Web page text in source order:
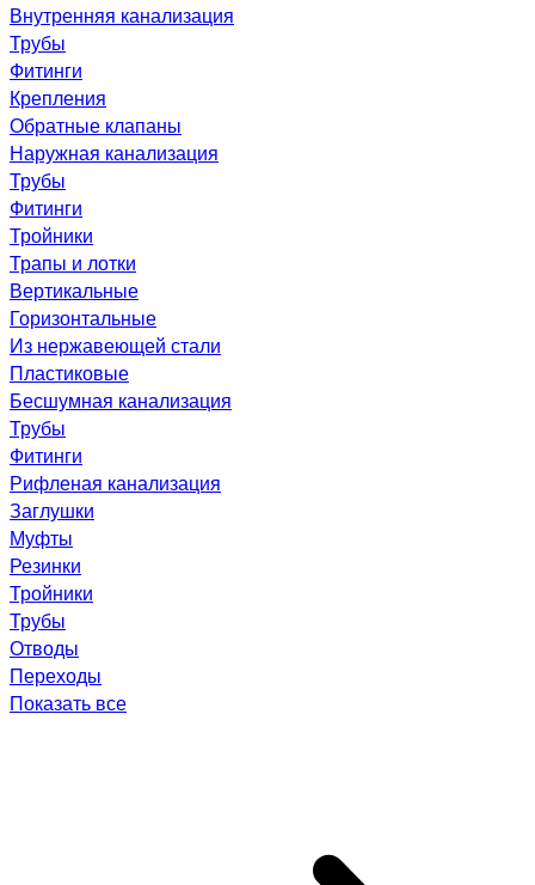
Внутренняя канализация
Трубы
Фитинги
Крепления
Обратные клапаны
Наружная канализация
Трубы
Фитинги
Тройники
Трапы и лотки
Вертикальные
Горизонтальные
Из нержавеющей стали
Пластиковые
Бесшумная канализация
Трубы
Фитинги
Рифленая канализация
Заглушки
Муфты
Резинки
Тройники
Трубы
Отводы
Переходы
Показать все